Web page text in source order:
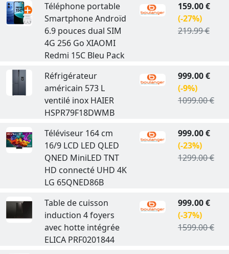
Téléphone portable
Smartphone Androïd
6.9 pouces dual SIM
4G 256 Go XIAOMI
Redmi 15C Bleu Pack
159.00 €
(-27%)
219.99 €
Réfrigérateur
américain 573 L
ventilé inox HAIER
HSPR79F18DWMB
999.00 €
(-9%)
1099.00 €
Téléviseur 164 cm
16/9 LCD LED QLED
QNED MiniLED TNT
HD connecté UHD 4K
LG 65QNED86B
999.00 €
(-23%)
1299.00 €
Table de cuisson
induction 4 foyers
avec hotte intégrée
ELICA PRF0201844
999.00 €
(-37%)
1599.00 €